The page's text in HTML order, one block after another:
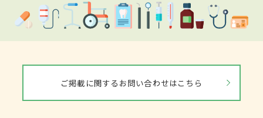
ご掲載に関するお問い合わせはこちら